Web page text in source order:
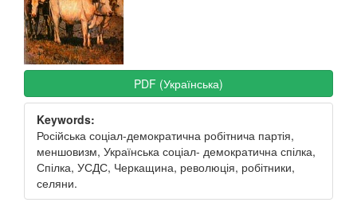
PDF (Українська)
Keywords:
Російська соціал-демократична робітнича партія,
меншовизм, Українська соціал- демократична спілка,
Спілка, УСДС, Черкащина, революція, робітники,
селяни.